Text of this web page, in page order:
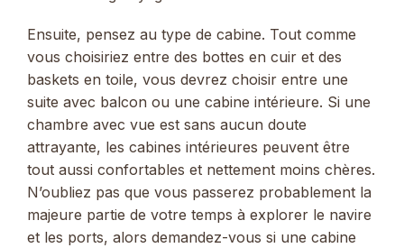
Ensuite, pensez au type de cabine. Tout comme
vous choisiriez entre des bottes en cuir et des
baskets en toile, vous devrez choisir entre une
suite avec balcon ou une cabine intérieure. Si une
chambre avec vue est sans aucun doute
attrayante, les cabines intérieures peuvent être
tout aussi confortables et nettement moins chères.
N’oubliez pas que vous passerez probablement la
majeure partie de votre temps à explorer le navire
et les ports, alors demandez-vous si une cabine